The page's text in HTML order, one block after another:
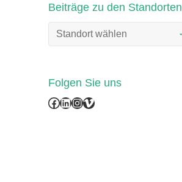
Beiträge zu den Standorten
Folgen Sie uns
Facebook
LinkedIn
Instagram
Vimeo